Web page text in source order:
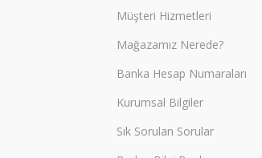
Müşteri Hizmetleri
Mağazamız Nerede?
Banka Hesap Numaraları
Kurumsal Bilgiler
Sık Sorulan Sorular